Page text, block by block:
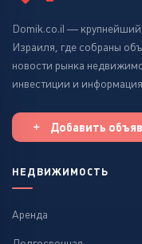
Domik.co.il —
Израиля, где собраны
новости рынка
инвестиции и
Добавить
НЕДВИЖИМОСТЬ
Аренда